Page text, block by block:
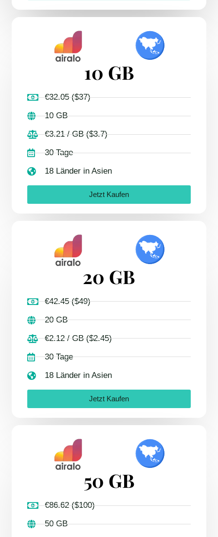
10 GB
€32.05 ($37)
10 GB
€3.21 / GB ($3.7)
30 Tage
18 Länder in Asien
Jetzt Kaufen
20 GB
€42.45 ($49)
20 GB
€2.12 / GB ($2.45)
30 Tage
18 Länder in Asien
Jetzt Kaufen
50 GB
€86.62 ($100)
50 GB